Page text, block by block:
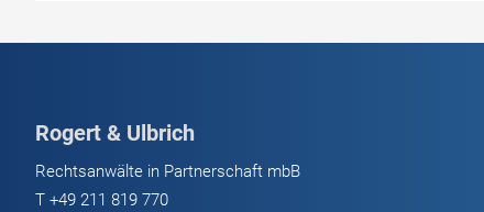
Rogert & Ulbrich
Rechtsanwälte in Partnerschaft mbB
T +49 211 819 770